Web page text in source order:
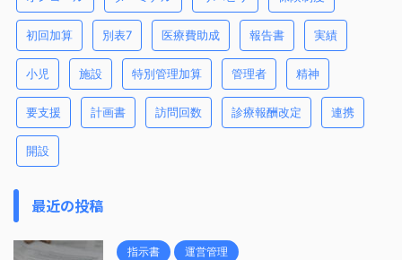
初回加算 別表7 医療費助成 報告書 実績
小児 施設 特別管理加算 管理者 精神
要支援 計画書 訪問回数 診療報酬改定 連携
開設
最近の投稿
指示書 運営管理